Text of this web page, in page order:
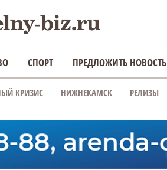
СПОРТ ПРЕДЛОЖИТЬ НОВОСТЬ
КРИЗИС НИЖНЕКАМСК РЕЛИЗЫ